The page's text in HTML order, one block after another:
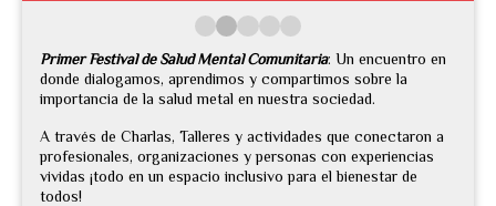
Primer Festival de Salud Mental Comunitaria: Un encuentro en
donde dialogamos, aprendimos y compartimos sobre la
importancia de la salud metal en nuestra sociedad.
A través de Charlas, Talleres y actividades que conectaron a
profesionales, organizaciones y personas con experiencias
vividas ¡todo en un espacio inclusivo para el bienestar de
todos!